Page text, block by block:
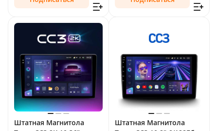
Штатная Магнитола
Штатная Магнитола